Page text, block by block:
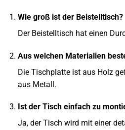
Wie groß ist der Beistelltisch?
Der Beistelltisch hat einen
Aus welchen Materialien
Die Tischplatte ist aus Holz
aus Metall.
Ist der Tisch einfach zu
Ja, der Tisch wird mit einer